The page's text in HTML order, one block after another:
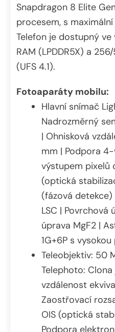
Snapdragon 8 Elite
procesem, s
Telefon je dostupný ve
RAM (LPDDR5X) a
(UFS 4.1).
Fotoaparáty mobilu:
Hlavní snímač
Nadrozměrný
| Ohnisková
mm | Podpora
výstupem pixelů
(optická
(fázová
LSC | Povrchová
úprava MgF2 |
1G+6P s
Teleobjektiv: 50
Telephoto: Clona
vzdálenost
Zaostřovací
OIS (optická
Podpora